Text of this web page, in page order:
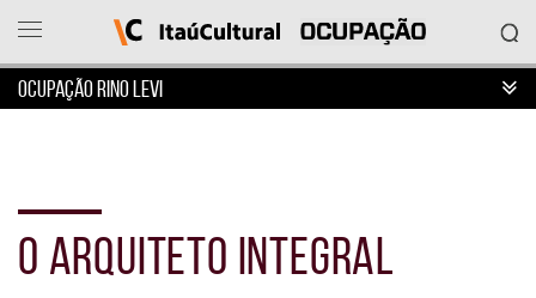
Ocupação
Cultural
que
OCUPAÇÃO RINO LEVI
O ARQUITETO INTEGRAL